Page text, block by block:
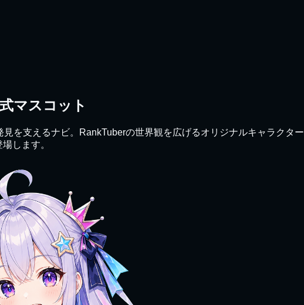
マスコット
を支えるナビ。RankTuberの世界観を広げるオリジナルキャラクター
します。